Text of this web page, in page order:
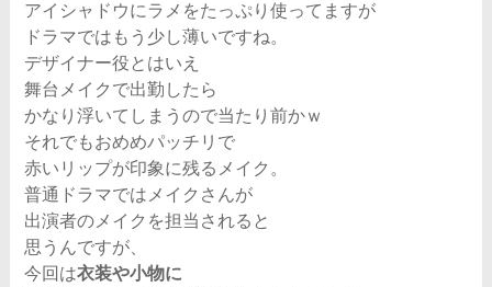
アイシャドウにラメをたっぷり使ってますが
ドラマではもう少し薄いですね。
デザイナー役とはいえ
舞台メイクで出勤したら
かなり浮いてしまうので当たり前かｗ
それでもおめめパッチリで
赤いリップが印象に残るメイク。
普通ドラマではメイクさんが
出演者のメイクを担当されると
思うんですが、
今回は衣装や小物に